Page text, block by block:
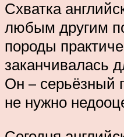
Схватка
любым другим
породы
заканчивалась
Он – серьёзный
не нужно